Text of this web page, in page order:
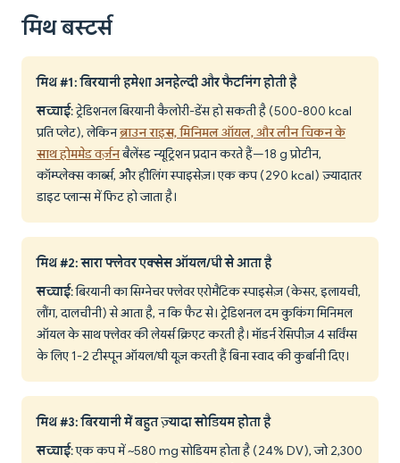
मिथ बस्टर्स
मिथ #1: बिरयानी हमेशा अनहेल्दी और फैटनिंग होती है
सच्चाई: ट्रेडिशनल बिरयानी कैलोरी-डेंस हो सकती है (500-800 kcal
प्रति प्लेट), लेकिनब्राउन राइस, मिनिमल ऑयल, और लीन चिकन के
साथ होममेड वर्ज़नबैलेंस्ड न्यूट्रिशन प्रदान करते हैं—18 g प्रोटीन,
कॉम्प्लेक्स कार्ब्स, और हीलिंग स्पाइसेज़। एक कप (290 kcal) ज़्यादातर
डाइट प्लान्स में फिट हो जाता है।
मिथ #2: सारा फ्लेवर एक्सेस ऑयल/घी से आता है
सच्चाई: बिरयानी का सिग्नेचर फ्लेवर एरोमैटिक स्पाइसेज़ (केसर, इलायची,
लौंग, दालचीनी) से आता है, न कि फैट से। ट्रेडिशनल दम कुकिंग मिनिमल
ऑयल के साथ फ्लेवर की लेयर्स क्रिएट करती है। मॉडर्न रेसिपीज़ 4 सर्विंग्स
के लिए 1-2 टीस्पून ऑयल/घी यूज़ करती हैं बिना स्वाद की कुर्बानी दिए।
मिथ #3: बिरयानी में बहुत ज़्यादा सोडियम होता है
सच्चाई: एक कप में ~580 mg सोडियम होता है (24% DV), जो 2,300